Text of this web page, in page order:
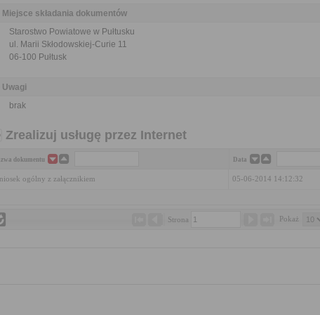
Miejsce składania dokumentów
Starostwo Powiatowe w Pułtusku
ul. Marii Skłodowskiej-Curie 11
06-100 Pułtusk
Uwagi
brak
Zrealizuj usługę przez Internet
dokumentu Data
ogólny z załącznikiem 05-06-2014 14:12:32
Strona Pokaż